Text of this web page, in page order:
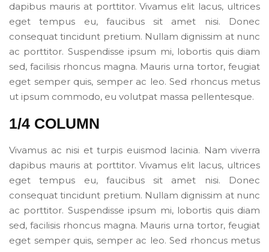
dapibus mauris at porttitor. Vivamus elit lacus, ultrices
eget tempus eu, faucibus sit amet nisi. Donec
consequat tincidunt pretium. Nullam dignissim at nunc
ac porttitor. Suspendisse ipsum mi, lobortis quis diam
sed, facilisis rhoncus magna. Mauris urna tortor, feugiat
eget semper quis, semper ac leo. Sed rhoncus metus
ut ipsum commodo, eu volutpat massa pellentesque.
1/4 COLUMN
Vivamus ac nisi et turpis euismod lacinia. Nam viverra
dapibus mauris at porttitor. Vivamus elit lacus, ultrices
eget tempus eu, faucibus sit amet nisi. Donec
consequat tincidunt pretium. Nullam dignissim at nunc
ac porttitor. Suspendisse ipsum mi, lobortis quis diam
sed, facilisis rhoncus magna. Mauris urna tortor, feugiat
eget semper quis, semper ac leo. Sed rhoncus metus